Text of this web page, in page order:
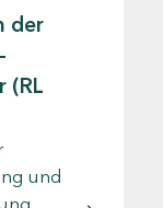
der
(RL
und